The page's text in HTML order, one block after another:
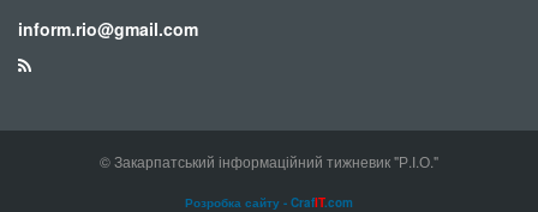
inform.rio@gmail.com
© Закарпатський інформаційний тижневик "Р.І.О."
Розробка сайту - CrafIT.com